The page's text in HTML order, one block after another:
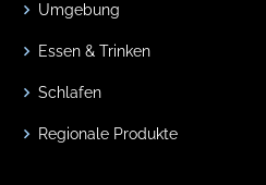
Umgebung
Essen & Trinken
Schlafen
Regionale Produkte